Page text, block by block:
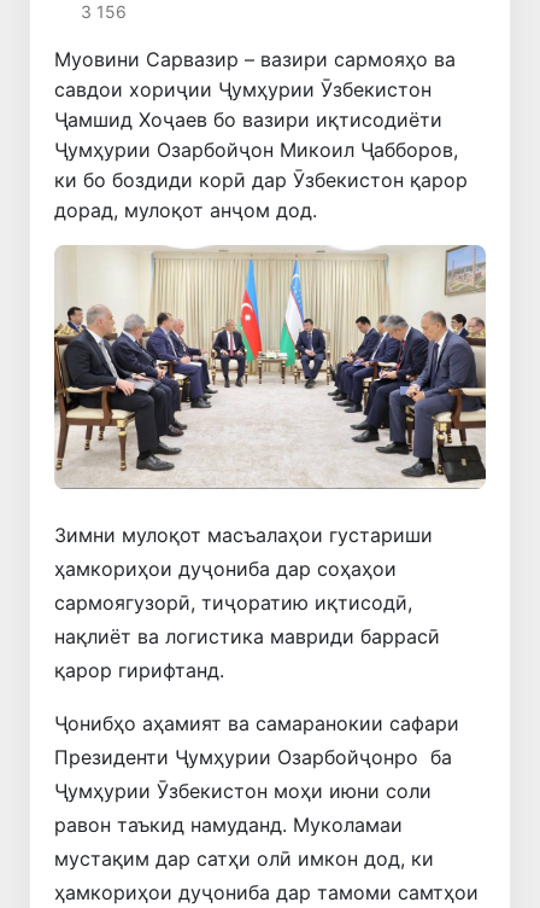
3 156
Муовини Сарвазир – вазири сармояҳо ва
савдои хориҷии Ҷумҳурии Ӯзбекистон
Ҷамшид Хоҷаев бо вазири иқтисодиёти
Ҷумҳурии Озарбойҷон Микоил Ҷабборов,
ки бо боздиди корӣ дар Ӯзбекистон қарор
дорад, мулоқот анҷом дод.
Зимни мулоқот масъалаҳои густариши
ҳамкориҳои дуҷониба дар соҳаҳои
сармоягузорӣ, тиҷоратию иқтисодӣ,
нақлиёт ва логистика мавриди баррасӣ
қарор гирифтанд.
Ҷонибҳо аҳамият ва самаранокии сафари
Президенти Ҷумҳурии Озарбойҷонро ба
Ҷумҳурии Ӯзбекистон моҳи июни соли
равон таъкид намуданд. Муколамаи
мустақим дар сатҳи олӣ имкон дод, ки
ҳамкориҳои дуҷониба дар тамоми самтҳои